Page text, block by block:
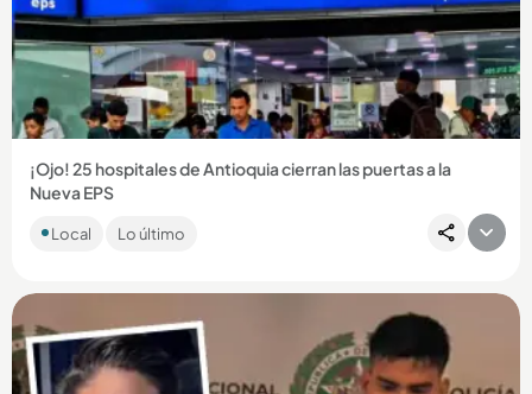
¡Ojo! 25 hospitales de Antioquia cierran las puertas a la
Nueva EPS
Entre los centros médicos se encuentran el Hospital General
de Medellín y el Marco Fidel Suárez de Bello, que no
Local Lo último